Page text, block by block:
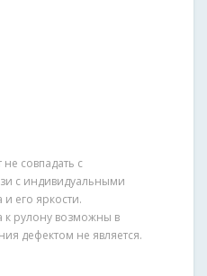
совпадать с
с индивидуальными
его яркости.
к рулону возможны в
дефектом не является.